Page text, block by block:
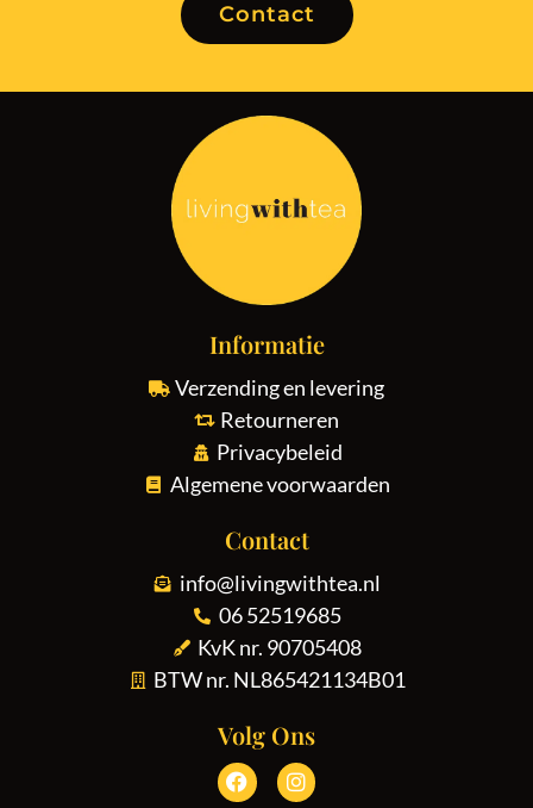
Contact
Informatie
Verzending en levering
Retourneren
Privacybeleid
Algemene voorwaarden
Contact
info@livingwithtea.nl
06 52519685
KvK nr. 90705408
BTW nr. NL865421134B01
Volg Ons
door Aslan Webtech
door ProfitWeb